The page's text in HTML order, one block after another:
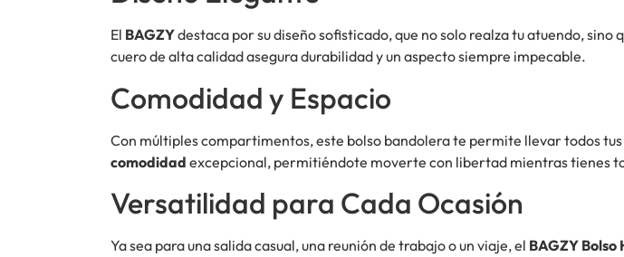
El BAGZYdestaca por su diseño sofisticado, que no solo realza tu atuendo, sino
cuero de alta calidad asegura durabilidad y un aspecto siempre impecable.
Comodidad y Espacio
Con múltiples compartimentos, este bolso bandolera te permite llevar todos
comodidad excepcional, permitiéndote moverte con libertad mientras tienes
Versatilidad para Cada Ocasión
Ya sea para una salida casual, una reunión de trabajo o un viaje, el BAGZY Bolso